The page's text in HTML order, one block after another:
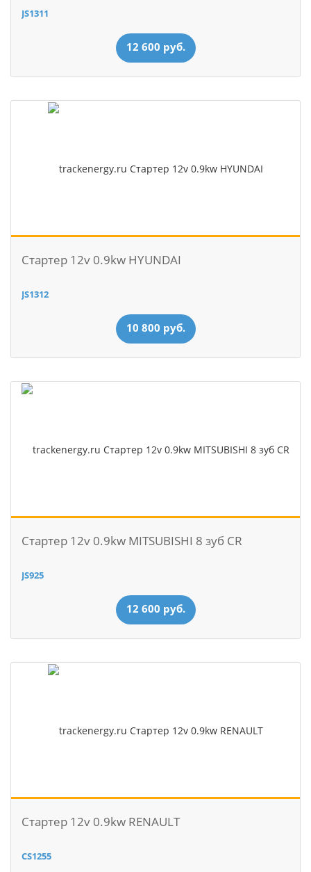
JS1311
12 600 руб.
Стартер 12v 0.9kw HYUNDAI
JS1312
10 800 руб.
Стартер 12v 0.9kw MITSUBISHI 8 зуб CR
JS925
12 600 руб.
Стартер 12v 0.9kw RENAULT
CS1255